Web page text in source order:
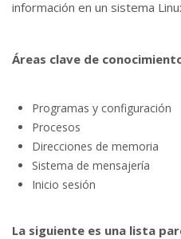
información en un sistema
Áreas clave de
Programas y configuración
Procesos
Direcciones de memoria
Sistema de mensajería
Inicio sesión
La siguiente es una lista